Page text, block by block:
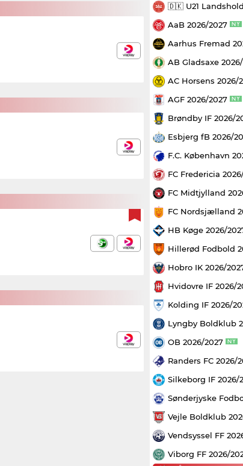
🇩🇰 U21
AaB 2026/2027
Aarhus Fremad
AB Gladsaxe
AC Horsens 2026/
AGF 2026/2027
Brøndby IF 2026/
Esbjerg fB 2026/
F.C. København
FC Fredericia
FC Midtjylland
FC Nordsjælland
HB Køge 2026/
Hillerød Fodbold
Hobro IK 2026/
Hvidovre IF 2026/
Kolding IF 2026/
Lyngby Boldklub
OB 2026/2027
Randers FC 2026/
Silkeborg IF 2026/
Sønderjyske
Vejle Boldklub
Vendsyssel FF
Viborg FF 2026/